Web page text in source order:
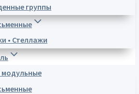
группы
• Стеллажи